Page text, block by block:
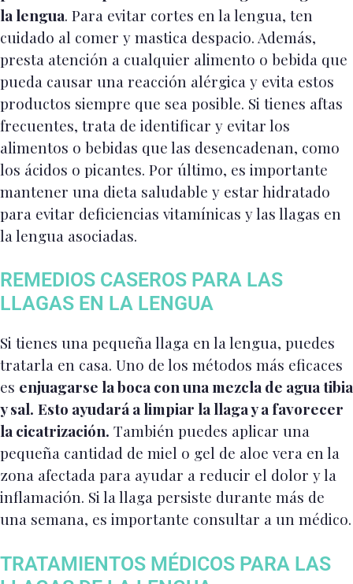
la lengua. Para evitar cortes en la lengua, ten
cuidado al comer y mastica despacio. Además,
presta atención a cualquier alimento o bebida que
pueda causar una reacción alérgica y evita estos
productos siempre que sea posible. Si tienes aftas
frecuentes, trata de identificar y evitar los
alimentos o bebidas que las desencadenan, como
los ácidos o picantes. Por último, es importante
mantener una dieta saludable y estar hidratado
para evitar deficiencias vitamínicas y las llagas en
la lengua asociadas.
REMEDIOS CASEROS PARA LAS
LLAGAS EN LA LENGUA
Si tienes una pequeña llaga en la lengua, puedes
tratarla en casa. Uno de los métodos más eficaces
es enjuagarse la boca con una mezcla de agua tibia
y sal. Esto ayudará a limpiar la llaga y a favorecer
la cicatrización. También puedes aplicar una
pequeña cantidad de miel o gel de aloe vera en la
zona afectada para ayudar a reducir el dolor y la
inflamación. Si la llaga persiste durante más de
una semana, es importante consultar a un médico.
TRATAMIENTOS MÉDICOS PARA LAS